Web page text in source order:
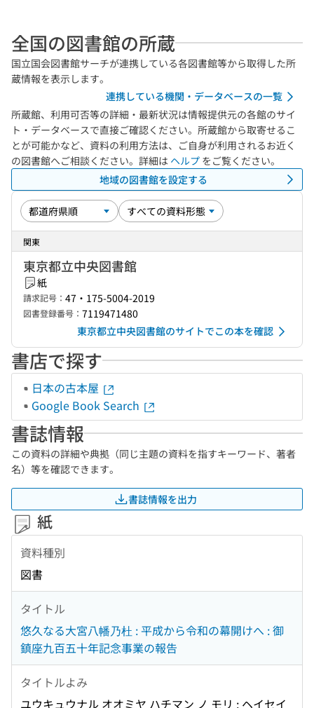
全国の図書館の所蔵
国立国会図書館サーチが連携している各図書館等から取得した所
蔵情報を表示します。
連携している機関・データベースの一覧
所蔵館、利用可否等の詳細・最新状況は情報提供元の各館のサイ
ト・データベースで直接ご確認ください。所蔵館から取寄せるこ
とが可能かなど、資料の利用方法は、ご自身が利用されるお近く
の図書館へご相談ください。詳細は ヘルプ をご覧ください。
地域の図書館を設定する
関東
東京都立中央図書館
紙
請求記号： 47・175-5004-2019
図書登録番号： 7119471480
東京都立中央図書館のサイトでこの本を確認
書店で探す
日本の古本屋
Google Book Search
書誌情報
この資料の詳細や典拠（同じ主題の資料を指すキーワード、著者
名）等を確認できます。
書誌情報を出力
紙
資料種別
図書
タイトル
悠久なる大宮八幡乃杜 : 平成から令和の幕開けへ : 御
鎮座九百五十年記念事業の報告
タイトルよみ
ユウキュウナル オオミヤ ハチマン ノ モリ : ヘイセイ